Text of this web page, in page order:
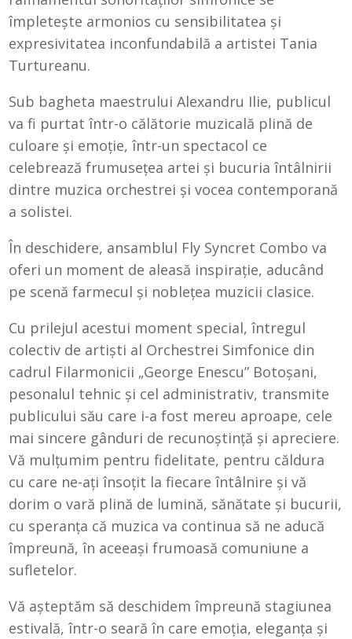
împletește armonios cu sensibilitatea și
expresivitatea inconfundabilă a artistei Tania
Turtureanu.
Sub bagheta maestrului Alexandru Ilie, publicul
va fi purtat într-o călătorie muzicală plină de
culoare și emoție, într-un spectacol ce
celebrează frumusețea artei și bucuria întâlnirii
dintre muzica orchestrei și vocea contemporană
a solistei.
În deschidere, ansamblul Fly Syncret Combo va
oferi un moment de aleasă inspirație, aducând
pe scenă farmecul și noblețea muzicii clasice.
Cu prilejul acestui moment special, întregul
colectiv de artişti al Orchestrei Simfonice din
cadrul Filarmonicii „George Enescu” Botoșani,
pesonalul tehnic şi cel administrativ, transmite
publicului său care i-a fost mereu aproape, cele
mai sincere gânduri de recunoștință și apreciere.
Vă mulțumim pentru fidelitate, pentru căldura
cu care ne-ați însoțit la fiecare întâlnire și vă
dorim o vară plină de lumină, sănătate și bucurii,
cu speranța că muzica va continua să ne aducă
împreună, în aceeași frumoasă comuniune a
sufletelor.
Vă așteptăm să deschidem împreună stagiunea
estivală, într-o seară în care emoția, eleganța și